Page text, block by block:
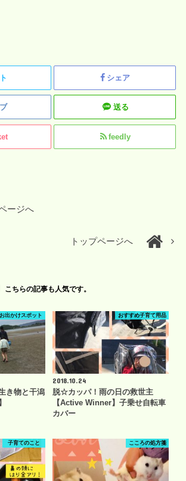
シェア
送る
feedly
ージへ
トップページへ
こちらの記事も人気です。
お出かけスポット
き物と干潟
おすすめ子育て用品
2018.10.24
脱☆カッパ！雨の日の救世主
【Active Winner】子乗せ自転車
カバー
子育てのこと こころの処方箋